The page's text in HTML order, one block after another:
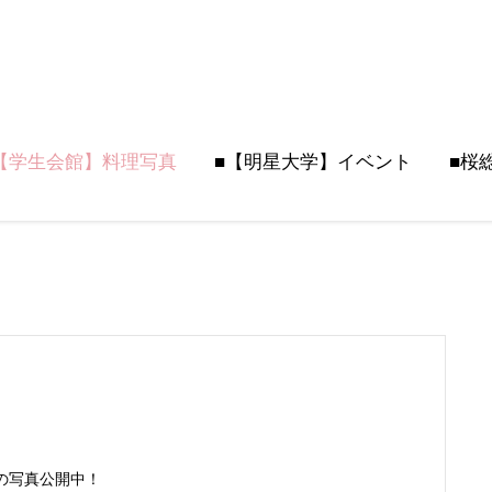
学生会館】料理写真 ■【明星大学】イベント ■桜
写真公開中！